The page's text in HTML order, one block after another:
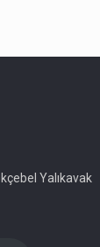
Yalıkavak